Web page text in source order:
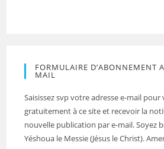
FORMULAIRE D’ABONNEMENT
MAIL
Saisissez svp votre adresse e-mail
gratuitement à ce site et recevoir la
nouvelle publication par e-mail. Soyez
Yéshoua le Messie (Jésus le Christ).